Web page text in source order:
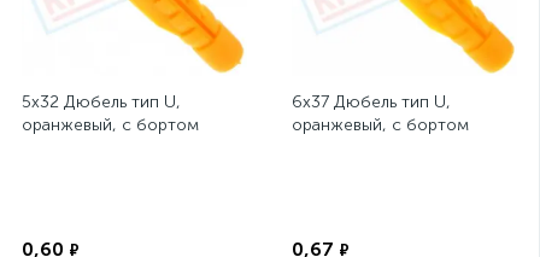
5х32 Дюбель тип U,
оранжевый, с бортом
0,60 ₽
6х37 Дюбель тип U,
оранжевый, с бортом
0,67 ₽